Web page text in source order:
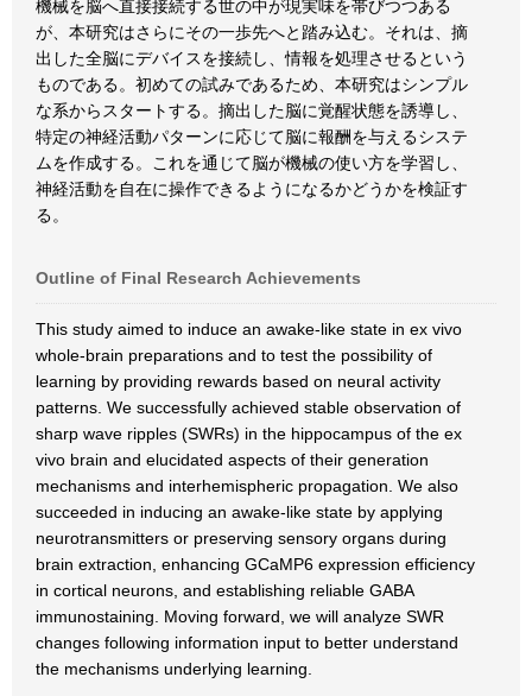
機械を脳へ直接接続する世の中が現実味を帯びつつある
が、本研究はさらにその一歩先へと踏み込む。それは、摘
出した全脳にデバイスを接続し、情報を処理させるという
ものである。初めての試みであるため、本研究はシンプル
な系からスタートする。摘出した脳に覚醒状態を誘導し、
特定の神経活動パターンに応じて脳に報酬を与えるシステ
ムを作成する。これを通じて脳が機械の使い方を学習し、
神経活動を自在に操作できるようになるかどうかを検証す
る。
Outline of Final Research Achievements
This study aimed to induce an awake-like state in ex vivo
whole-brain preparations and to test the possibility of
learning by providing rewards based on neural activity
patterns. We successfully achieved stable observation of
sharp wave ripples (SWRs) in the hippocampus of the ex
vivo brain and elucidated aspects of their generation
mechanisms and interhemispheric propagation. We also
succeeded in inducing an awake-like state by applying
neurotransmitters or preserving sensory organs during
brain extraction, enhancing GCaMP6 expression efficiency
in cortical neurons, and establishing reliable GABA
immunostaining. Moving forward, we will analyze SWR
changes following information input to better understand
the mechanisms underlying learning.